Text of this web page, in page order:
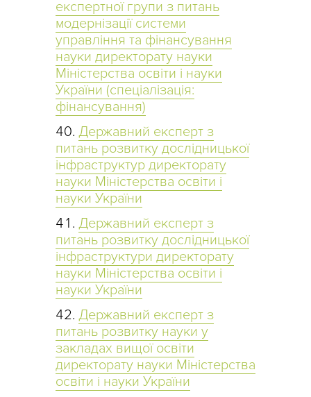
експертної групи з питань
модернізації системи
управління та фінансування
науки директорату науки
Міністерства освіти і науки
України (спеціалізація:
фінансування)
Державний експерт з
питань розвитку дослідницької
інфраструктур директорату
науки Міністерства освіти і
науки України
Державний експерт з
питань розвитку дослідницької
інфраструктури директорату
науки Міністерства освіти і
науки України
Державний експерт з
питань розвитку науки у
закладах вищої освіти
директорату науки Міністерства
освіти і науки України